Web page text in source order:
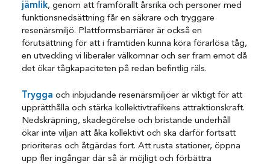
jämlik, genom att framförallt årsrika och personer med
funktionsnedsättning får en säkrare och tryggare
resenärsmiljö. Plattformsbarriärer är också en
förutsättning för att i framtiden kunna köra förarlösa tåg,
en utveckling vi liberaler välkomnar och ser fram emot då
det ökar tågkapaciteten på redan befintlig räls.
Trygga och inbjudande resenärsmiljöer är viktigt för att
upprätthålla och stärka kollektivtrafikens attraktionskraft.
Nedskräpning, skadegörelse och bristande underhåll
ökar inte viljan att åka kollektivt och ska därför fortsatt
prioriteras och åtgärdas fort. Att rusta stationer, öppna
upp fler ingångar där så är möjligt och förbättra